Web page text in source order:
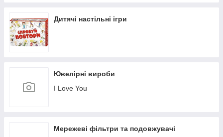
Дитячі настільні ігри
Ювелірні вироби
I Love You
Мережеві фільтри та подовжувачі